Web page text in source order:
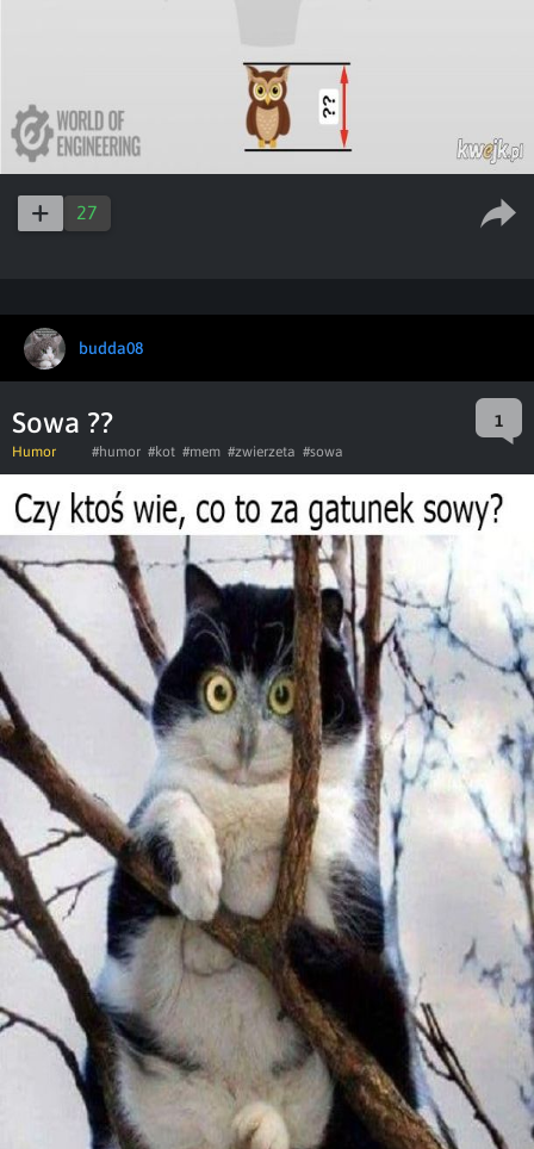
27
budda08
Sowa ?? 1
Humor #humor #kot #mem #zwierzeta #sowa